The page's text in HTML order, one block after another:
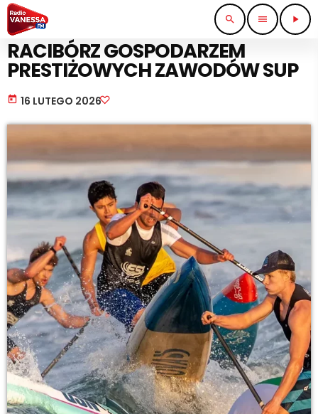
search menu play_arrow
SPORT I TURYSTYKA
RACIBÓRZ GOSPODARZEM
PRESTIŻOWYCH ZAWODÓW SUP
today 16 LUTEGO 2026